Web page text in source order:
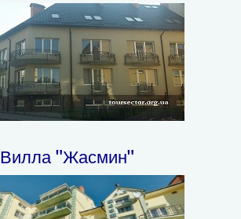
Вилла "Жасмин"